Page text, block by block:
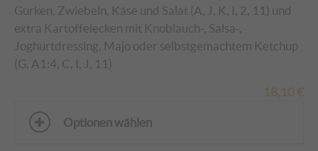
Gurken, Zwiebeln, Käse und Salat (A, J, K, I, 2, 11) und
extra Kartoffelecken mit Knoblauch-, Salsa-,
Joghurtdressing, Majo oder selbstgemachtem Ketchup
(G, A1:4, C, I, J, 11)
18,10 €
Optionen wählen